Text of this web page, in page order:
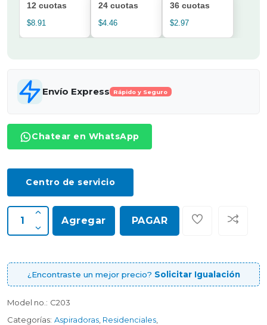
12 cuotas
$8.91
24 cuotas
$4.46
36 cuotas
$2.97
Envío Express Rápido y Seguro
Chatear en WhatsApp
Centro de servicio
Agregar PAGAR
¿Encontraste un mejor precio? Solicitar Igualación
Model no.: C203
Categorías: Aspiradoras Residenciales